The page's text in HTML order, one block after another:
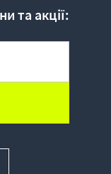
та акції: